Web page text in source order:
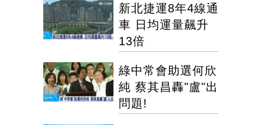
新北捷運8年4線通
車 日均運量飆升
13倍
綠中常會助選何欣
純 蔡其昌轟"盧"出
問題!